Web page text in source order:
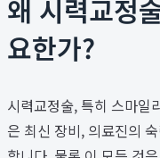
왜 시력교정
요한가?
시력교정술, 특히 스마일
은 최신 장비, 의료진의